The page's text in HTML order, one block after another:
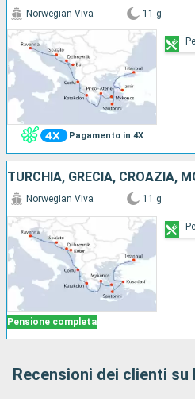
Pagamento in 4X
Norwegian Viva 11 g
Pensione completa
Norwegian Viva 11 g
Recensioni dei clienti su